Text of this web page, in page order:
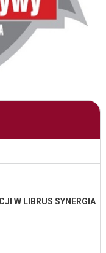
W LIBRUS SYNERGIA